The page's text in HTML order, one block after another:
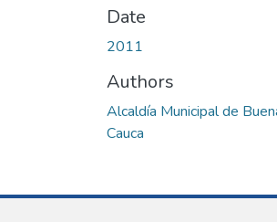
Date
2011
Authors
Alcaldía Municipal de
Cauca